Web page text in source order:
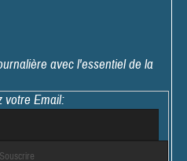
avec l'essentiel de la
votre Email: